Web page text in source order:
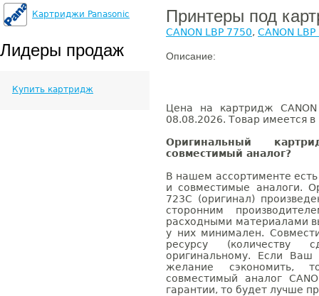
Картриджи Panasonic
Лидеры продаж
Купить картридж
Принтеры под
CANON LBP 7750, CANON
Описание:
Цена на картридж
08.08.2026. Товар имеется в
Оригинальный
совместимый аналог?
В нашем ассортименте
и совместимые аналоги.
723C (оригинал)
сторонним
расходными материалами
у них минимален.
ресурсу (количеству
оригинальному. Если
желание сэкономить,
совместимый аналог
гарантии, то будет лучше